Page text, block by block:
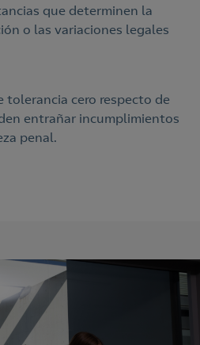
que determinen la
o las variaciones legales
tolerancia cero respecto de
entrañar incumplimientos
penal.